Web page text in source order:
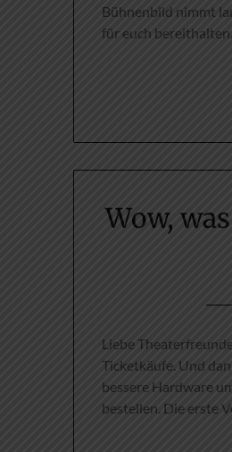
Bühnenbild nimmt
für euch
Wow,
Liebe
Ticketkäufe. Und
bessere Hardware
bestellen. Die erste